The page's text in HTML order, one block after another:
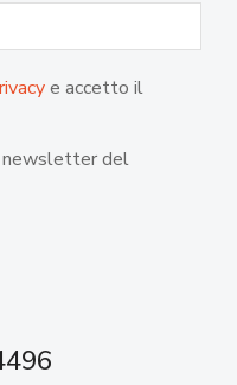
e accetto il
newsletter del